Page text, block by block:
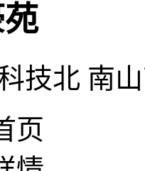
科技北 南
页